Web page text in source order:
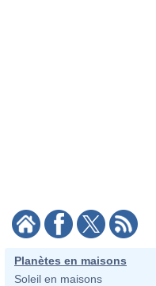
Planètes en maisons
Soleil en maisons